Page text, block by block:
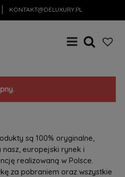
KONTAKT@DELUXURY.PL
są 100% oryginalne,
nasz, europejski rynek i
realizowaną w Polsce.
za pobraniem oraz wszystkie